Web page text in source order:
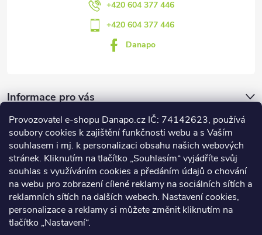
Provozovatel e-shopu Danapo.cz IČ: 74142623, používá
soubory cookies k zajištění funkčnosti webu a s Vaším
souhlasem i mj. k personalizaci obsahu našich webových
stránek. Kliknutím na tlačítko „Souhlasím“ vyjádříte svůj
souhlas s využíváním cookies a předáním údajů o chování
na webu pro zobrazení cílené reklamy na sociálních sítích a
reklamních sítích na dalších webech. Nastavení cookies,
personalizace a reklamy si můžete změnit kliknutím na
tlačítko „Nastavení“.
+420 604 377 446
+420 604 377 446
Danapo
Informace pro vás
Dotazník
Co upřednosťnujete?
Počet hlasů:437
Facebook